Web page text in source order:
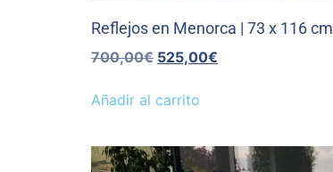
Reflejos en Menorca | 73 x 116 cm
700,00€ 525,00€
Añadir al carrito